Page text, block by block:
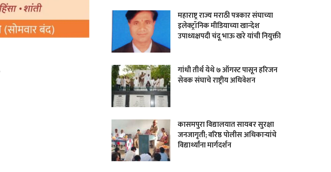
महाराष्ट्र राज्य मराठी पत्रकार संघाच्या
इलेक्ट्रॉनिक मीडियाच्या खान्देश
उपाध्यक्षपदी चंदू भाऊ खरे यांची नियुक्ती
गांधी तीर्थ येथे ७ ऑगस्ट पासून हरिजन
सेवक संघाचे राष्ट्रीय अधिवेशन
कासमपुरा विद्यालयात सायबर सुरक्षा
जनजागृती; वरिष्ठ पोलीस अधिकाऱ्यांचे
विद्यार्थ्यांना मार्गदर्शन